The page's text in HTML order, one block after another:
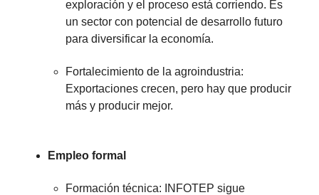
exploración y el proceso está corriendo. Es
un sector con potencial de desarrollo futuro
para diversificar la economía.
Fortalecimiento de la agroindustria:
Exportaciones crecen, pero hay que producir
más y producir mejor.
Empleo formal
Formación técnica: INFOTEP sigue